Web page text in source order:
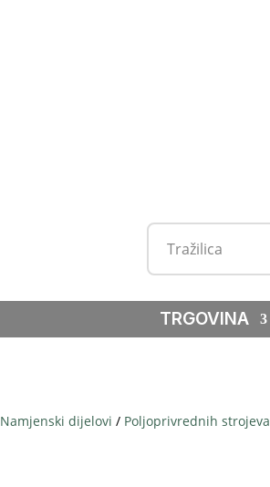
TRGOVINA
Namjenski dijelovi / Poljoprivrednih strojeva